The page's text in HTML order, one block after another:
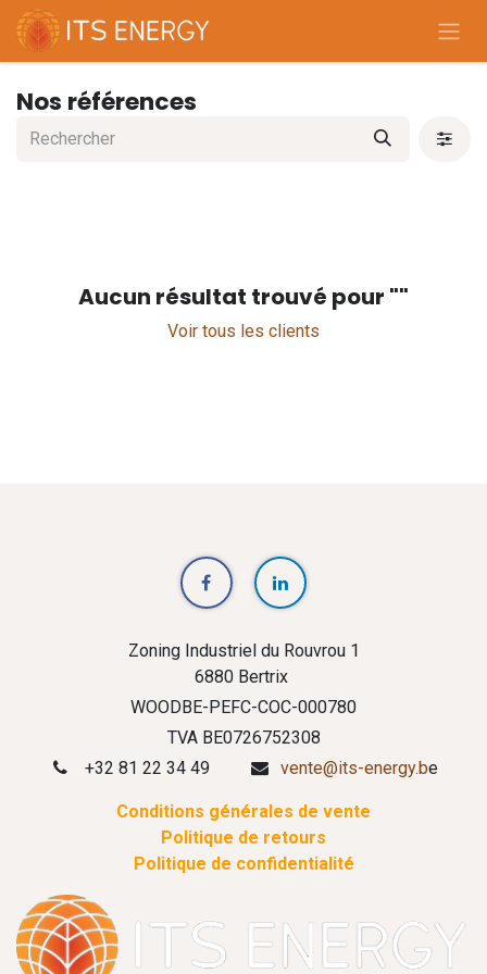
Se rendre au contenu
Nos références
Aucun résultat trouvé pour ""
Voir tous les clients
Zoning Industriel du Rouvrou 1
6880 Bertrix
WOODBE-PEFC-COC-000780
TVA BE0726752308
+32 81 22 34 49
vente@its-energy.be
Conditions générales de vente
Politique de retours
Politique de confidentialité